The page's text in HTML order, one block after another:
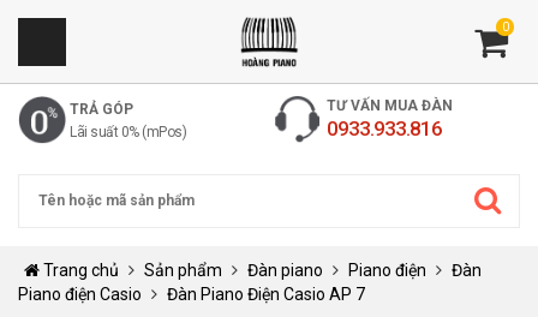
0
TRẢ GÓP
Lãi suất 0% (mPos)
TƯ VẤN MUA ĐÀN
0933.933.816
Trang chủ Sản phẩm Đàn piano Piano điện
Đàn
Piano điện Casio
Đàn Piano Điện Casio AP 7